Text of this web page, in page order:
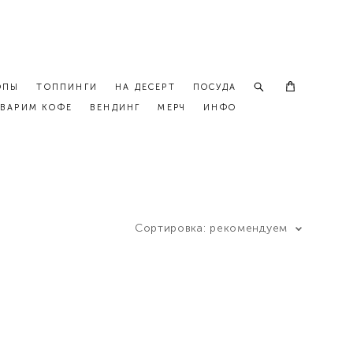
ТОППИНГИ НА ДЕСЕРТ
ПОСУДА
ВАРИМ КОФЕ
ВЕНДИНГ МЕРЧ ИНФО
Сортировка: рекомендуем